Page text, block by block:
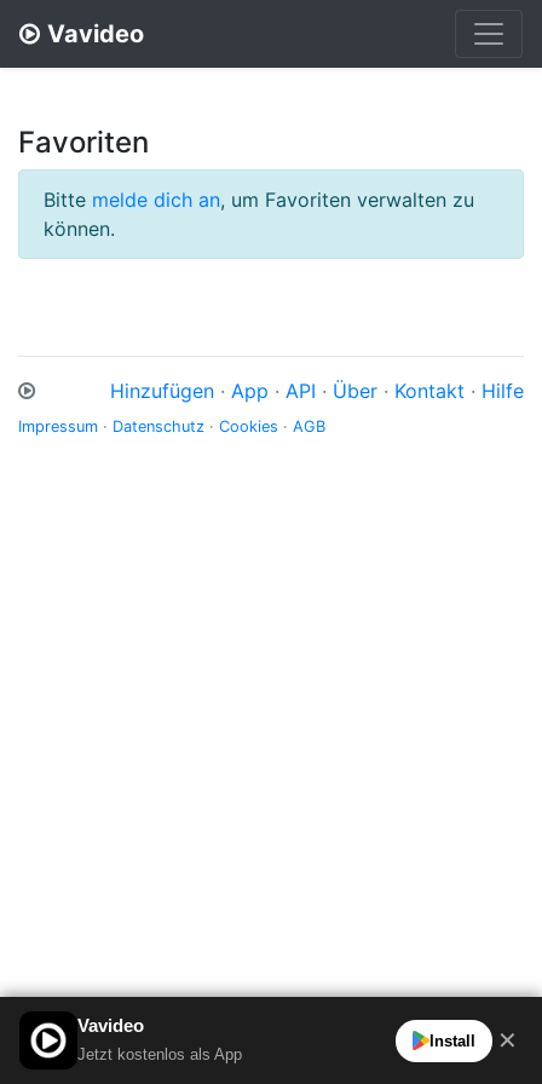
Vavideo
Favoriten
Bitte melde dich an, um Favoriten verwalten zu
können.
Hinzufügen · App · API · Über · Kontakt · Hilfe
Impressum · Datenschutz · Cookies · AGB
Vavideo
Jetzt kostenlos als App
Install ✕